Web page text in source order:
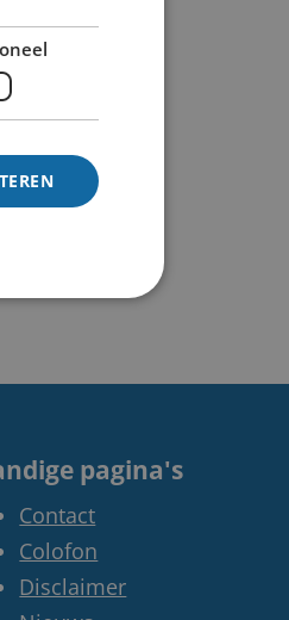
pagina's
Contact
Colofon
Disclaimer